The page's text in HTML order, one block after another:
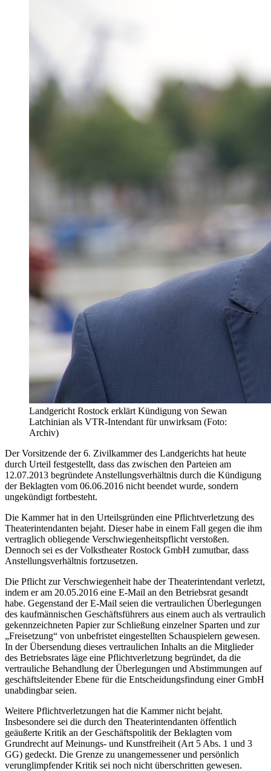
Landgericht Rostock erklärt Kündigung von Sewan
Latchinian als VTR-Intendant für unwirksam (Foto:
Archiv)
Der Vorsitzende der 6. Zivilkammer des Landgerichts hat heute
durch Urteil festgestellt, dass das zwischen den Parteien am
12.07.2013 begründete Anstellungsverhältnis durch die Kündigung
der Beklagten vom 06.06.2016 nicht beendet wurde, sondern
ungekündigt fortbesteht.
Die Kammer hat in den Urteilsgründen eine Pflichtverletzung des
Theaterintendanten bejaht. Dieser habe in einem Fall gegen die ihm
vertraglich obliegende Verschwiegenheitspflicht verstoßen.
Dennoch sei es der Volkstheater Rostock GmbH zumutbar, dass
Anstellungsverhältnis fortzusetzen.
Die Pflicht zur Verschwiegenheit habe der Theaterintendant verletzt,
indem er am 20.05.2016 eine E-Mail an den Betriebsrat gesandt
habe. Gegenstand der E-Mail seien die vertraulichen Überlegungen
des kaufmännischen Geschäftsführers aus einem auch als vertraulich
gekennzeichneten Papier zur Schließung einzelner Sparten und zur
„Freisetzung“ von unbefristet eingestellten Schauspielern gewesen.
In der Übersendung dieses vertraulichen Inhalts an die Mitglieder
des Betriebsrates läge eine Pflichtverletzung begründet, da die
vertrauliche Behandlung der Überlegungen und Abstimmungen auf
geschäftsleitender Ebene für die Entscheidungsfindung einer GmbH
unabdingbar seien.
Weitere Pflichtverletzungen hat die Kammer nicht bejaht.
Insbesondere sei die durch den Theaterintendanten öffentlich
geäußerte Kritik an der Geschäftspolitik der Beklagten vom
Grundrecht auf Meinungs- und Kunstfreiheit (Art 5 Abs. 1 und 3
GG) gedeckt. Die Grenze zu unangemessener und persönlich
verunglimpfender Kritik sei noch nicht überschritten gewesen.